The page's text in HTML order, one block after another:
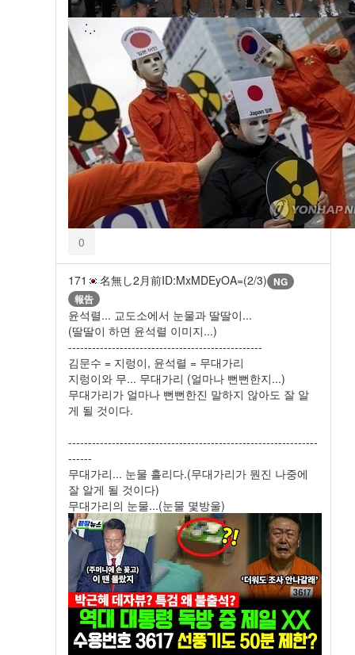
0
171 名無し2月前ID:MxMDEyOA=(2/3) NG
報告
윤석렬... 교도소에서 눈물과 딸딸이...
(딸딸이 하면 윤석렬 이미지...)
-------------------------------------------------
김문수 = 지렁이, 윤석렬 = 무대가리
지렁이와 무... 무대가리 (얼마나 뻔뻔한지...)
무대가리가 얼마나 뻔뻔한진 말하지 않아도 잘 알
게 될 것이다.
---------------------------------------------------------------
------
무대가리... 눈물 흘리다.(무대가리가 뭔진 나중에
잘 알게 될 것이다)
무대가리의 눈물...(눈물 몇방울)